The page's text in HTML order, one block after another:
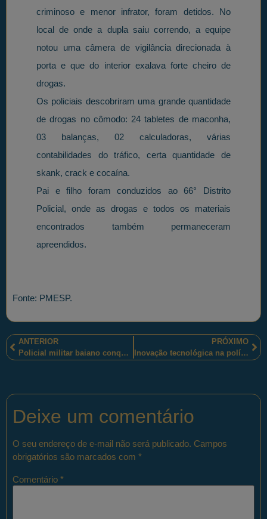
criminoso e menor infrator, foram detidos. No
local de onde a dupla saiu correndo, a equipe
notou uma câmera de vigilância direcionada à
porta e que do interior exalava forte cheiro de
drogas.
Os policiais descobriram uma grande quantidade
de drogas no cômodo: 24 tabletes de maconha,
03 balanças, 02 calculadoras, várias
contabilidades do tráfico, certa quantidade de
skank, crack e cocaína.
Pai e filho foram conduzidos ao 66° Distrito
Policial, onde as drogas e todos os materiais
encontrados também permaneceram
apreendidos.
Fonte: PMESP.
ANTERIOR
Policial militar baiano conquistou importantes vitórias na 5ª etapa do Campeonato Brasileiro do Tiro Prático,
PRÓXIMO
Inovação tecnológica na polícia ostensiva é apresentada pela Polícia Militar do Estado de São Paulo
Deixe um comentário
O seu endereço de e-mail não será publicado. Campos
obrigatórios são marcados com *
Comentário *